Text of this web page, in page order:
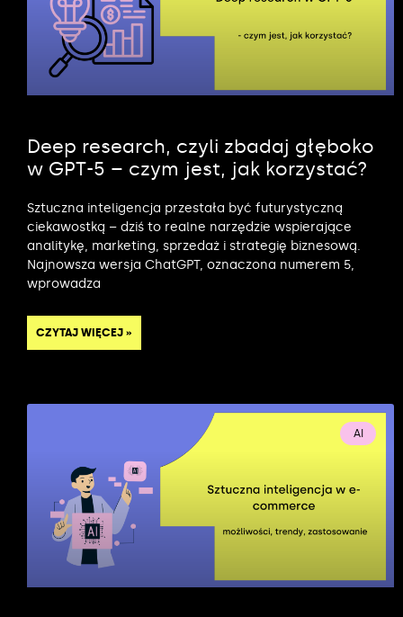
Deep research, czyli zbadaj głęboko
w GPT-5 – czym jest, jak korzystać?
Sztuczna inteligencja przestała być futurystyczną
ciekawostką – dziś to realne narzędzie wspierające
analitykę, marketing, sprzedaż i strategię biznesową.
Najnowsza wersja ChatGPT, oznaczona numerem 5,
wprowadza
CZYTAJ WIĘCEJ »
AI